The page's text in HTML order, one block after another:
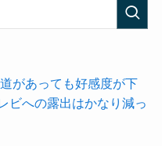
があっても好感度が下
ビへの露出はかなり減っ